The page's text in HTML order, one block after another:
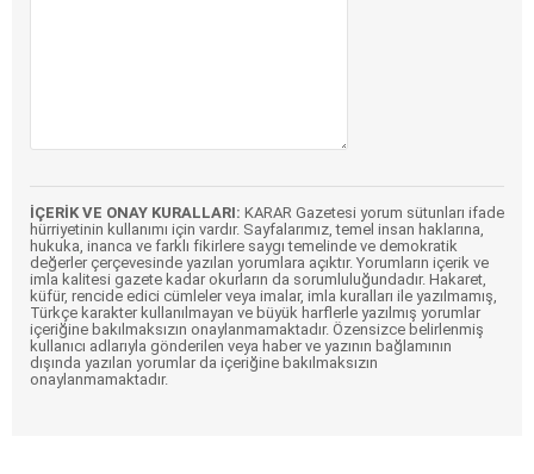
İÇERİK VE ONAY KURALLARI: KARAR Gazetesi yorum sütunları ifade
hürriyetinin kullanımı için vardır. Sayfalarımız, temel insan haklarına,
hukuka, inanca ve farklı fikirlere saygı temelinde ve demokratik
değerler çerçevesinde yazılan yorumlara açıktır. Yorumların içerik ve
imla kalitesi gazete kadar okurların da sorumluluğundadır. Hakaret,
küfür, rencide edici cümleler veya imalar, imla kuralları ile yazılmamış,
Türkçe karakter kullanılmayan ve büyük harflerle yazılmış yorumlar
içeriğine bakılmaksızın onaylanmamaktadır. Özensizce belirlenmiş
kullanıcı adlarıyla gönderilen veya haber ve yazının bağlamının
dışında yazılan yorumlar da içeriğine bakılmaksızın
onaylanmamaktadır.